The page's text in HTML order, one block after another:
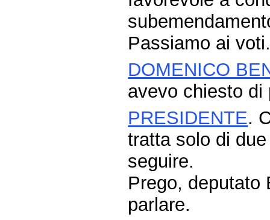
Passiamo ai
DOMENICO
avevo chiesto di
PRESIDENTE.
tratta solo di
seguire.
Prego, deputato
parlare.